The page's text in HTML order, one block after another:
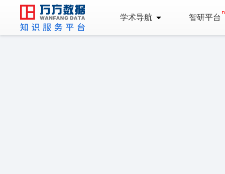
学术导航 智研平台